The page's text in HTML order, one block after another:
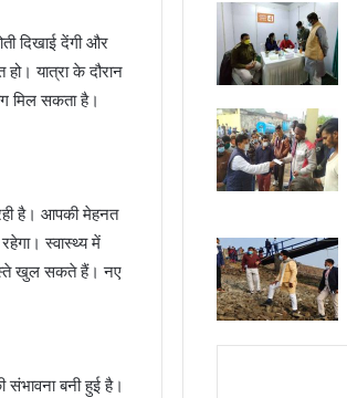
दिखाई देंगी और
यात्रा के दौरान
मिल सकता है।
है। आपकी मेहनत
स्वास्थ्य में
खुल सकते हैं। नए
बनी हुई है।